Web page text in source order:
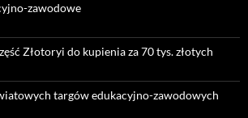
zawodowe
Złotoryi do kupienia za 70 tys. złotych
targów edukacyjno-zawodowych